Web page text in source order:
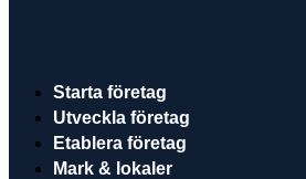
Starta företag
Utveckla företag
Etablera företag
Mark & lokaler